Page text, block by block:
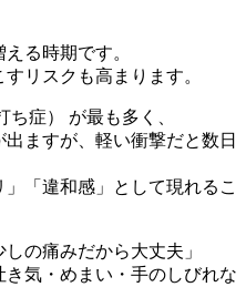
る時期です。
リスクも高まります。
症） が最も多く、
ますが、軽い衝撃だと数日
」「違和感」として現れるこ
の痛みだから大丈夫」
気・めまい・手のしびれな